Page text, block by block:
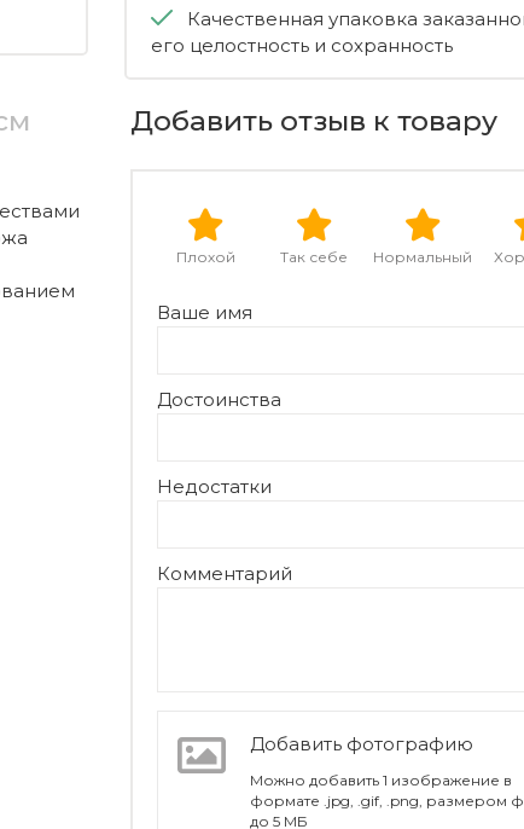
Качественная упаковка
его целостность и сохранность
Добавить отзыв к товару
Нормальный
Так себе
Плохой
Ваше имя
Достоинства
Недостатки
Комментарий
Добавить фотографию
Можно добавить 1 изображение в
формате .jpg, .gif, .png, размером
до 5 МБ